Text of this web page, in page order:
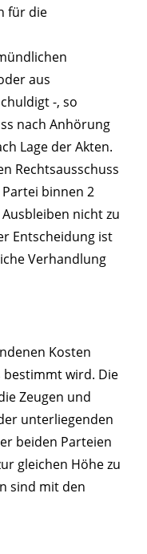
für die
aus
-, so
nach Anhörung
Lage der Akten.
Rechtsausschuss
binnen 2
nicht zu
Entscheidung ist
Verhandlung
Kosten
bestimmt wird. Die
Zeugen und
unterliegenden
beiden Parteien
gleichen Höhe zu
sind mit den